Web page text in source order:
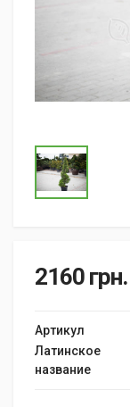
2160 грн.
Артикул
Латинское
название